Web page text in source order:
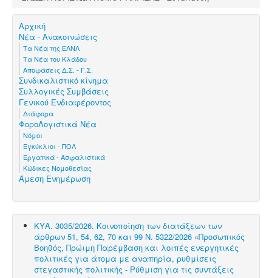
Αρχική
Νέα - Ανακοινώσεις
Τα Νέα της ΕΛΝΛ
Τα Νέα του Κλάδου
Αποφάσεις Δ.Σ. - Γ.Σ.
Συνδικαλιστικό κίνημα
Συλλογικές Συμβάσεις
Γενικού Ενδιαφέροντος
Διάφορα
ΦοροΛογιστικά Νέα
Νόμοι
Εγκύκλιοι - ΠΟΛ
Εργατικά - Ασφαλιστικά
Κώδικες Νομοθεσίας
Άμεση Ενημέρωση
ΚΥΑ. 3035/2026. Κοινοποίηση των διατάξεων των
άρθρων 51, 54, 62, 70 και 99 Ν. 5322/2026 «Προσωπικός
Βοηθός, Πρώιμη Παρέμβαση και λοιπές ενεργητικές
πολιτικές για άτομα με αναπηρία, ρυθμίσεις
στεγαστικής πολιτικής - Ρύθμιση για τις συντάξεις